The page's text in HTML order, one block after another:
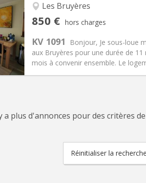
Les Bruyères
850 € hors charges
KV 1091
Bonjour, Je sous-loue
aux Bruyères pour une durée de
mois à convenir ensemble. Le
Aménagement
Salle de bain:Privée
Superficie:50 m2
a plus d'annonces pour des critères
Réinitialiser la